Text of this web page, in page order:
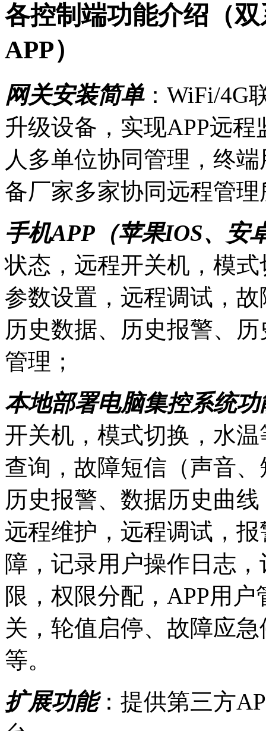
各控制端功能介绍（
APP）
网关安装简单：WiFi/4G
升级设备，实现APP远
人多单位协同管理，终
备厂家多家协同远程管
手机APP（苹果IOS、安
状态，远程开关机，模
参数设置，远程调试，
历史数据、历史报警、
管理；
本地部署电脑集控系统功
开关机，模式切换，水
查询，故障短信（声音
历史报警、数据历史曲
远程维护，远程调试，
障，记录用户操作日志
限，权限分配，APP用
关，轮值启停、故障应
等。
扩展功能：提供第三方